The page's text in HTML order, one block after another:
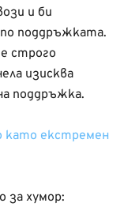
и би
поддръжката.
строго
изисква
поддръжка.
като екстремен
за хумор: